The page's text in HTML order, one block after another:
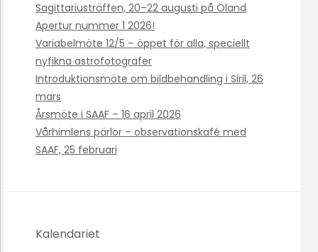
Sagittariusträffen, 20–22 augusti på Öland
Apertur nummer 1 2026!
Variabelmöte 12/5 – öppet för alla, speciellt
nyfikna astrofotografer
Introduktionsmöte om bildbehandling i Siril, 26
mars
Årsmöte i SAAF – 16 april 2026
Vårhimlens pärlor – observationskafé med
SAAF, 25 februari
Kalendariet